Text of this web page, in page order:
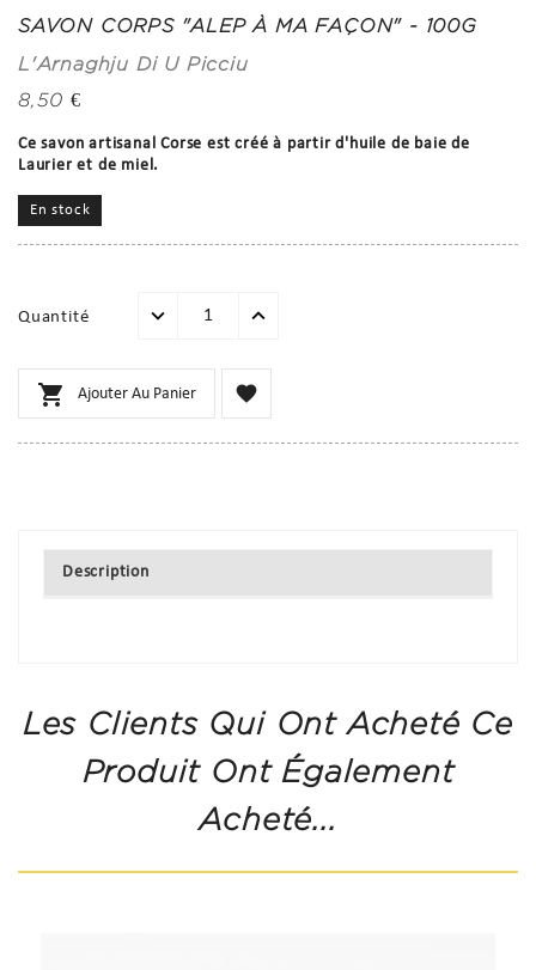
SAVON CORPS "ALEP À MA FAÇON" - 100G
L'Arnaghju Di U Picciu
8,50 €
Ce savon artisanal Corse est créé à partir d'huile de baie de
Laurier et de miel.
En stock
Quantité
 Ajouter Au Panier 
Description
Les Clients Qui Ont Acheté Ce
Produit Ont Également
Acheté...